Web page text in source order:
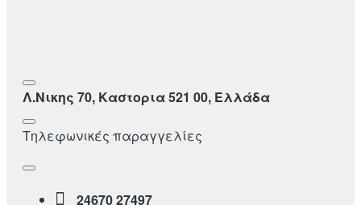
Λ.Νικης 70, Καστορια 521 00, Ελλάδα
Τηλεφωνικές παραγγελίες
24670 27497